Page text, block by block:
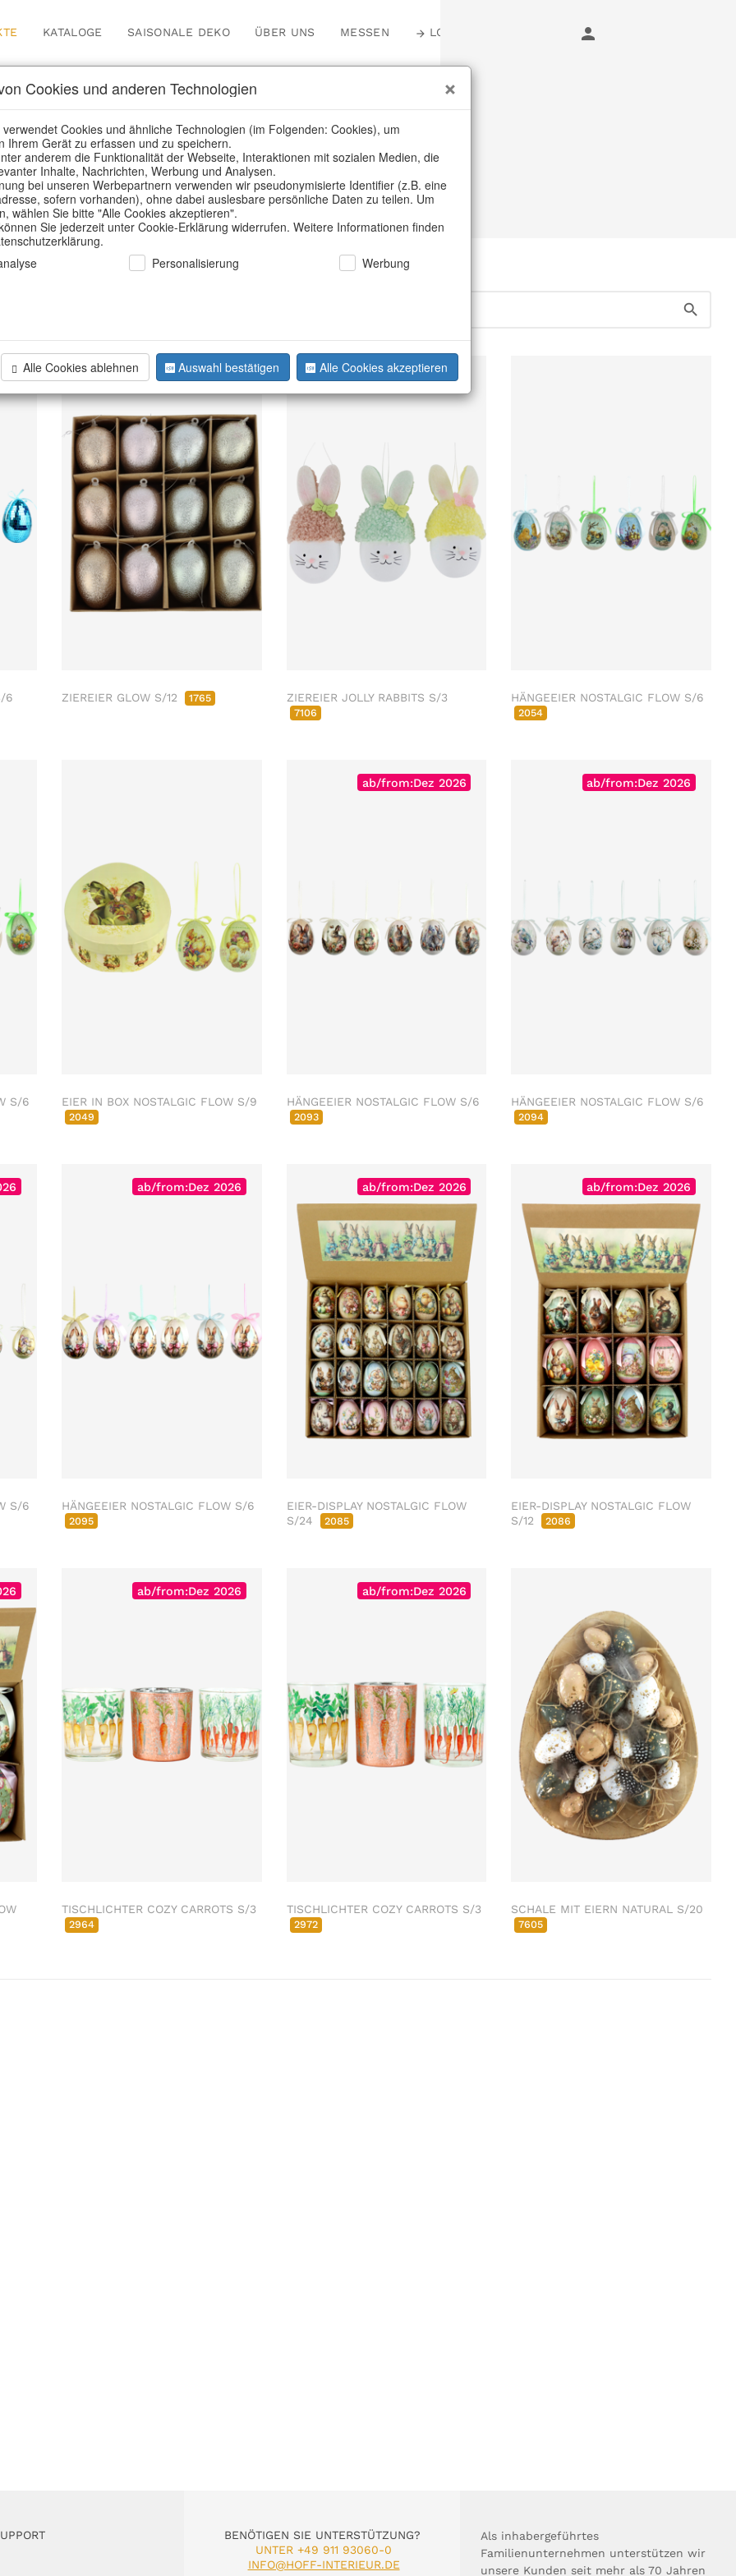
KATALOGE SAISONALE DEKO ÜBER UNS MESSEN LOGIN
Produkte für Händler
Home/Unsere Produkte für Händler/Ostern /
6 ZIEREIER GLOW S/12 1765 ZIEREIER JOLLY RABBITS S/3
7106
HÄNGEEIER NOSTALGIC FLOW S/6
2054
S/6 EIER IN BOX NOSTALGIC FLOW S/9
2049
ab/from:Dez 2026
HÄNGEEIER NOSTALGIC FLOW S/6
2093
ab/from:Dez 2026
HÄNGEEIER NOSTALGIC FLOW S/6
2094
S/6
ab/from:Dez 2026
HÄNGEEIER NOSTALGIC FLOW S/6
2095
ab/from:Dez 2026
EIER-DISPLAY NOSTALGIC FLOW
S/24
2085
ab/from:Dez 2026
EIER-DISPLAY NOSTALGIC FLOW
S/12
2086
ab/from:Dez 2026
TISCHLICHTER COZY CARROTS S/3
2964
ab/from:Dez 2026
TISCHLICHTER COZY CARROTS S/3
2972
SCHALE MIT EIERN NATURAL S/20
7605
BENÖTIGEN SIE UNTERSTÜTZUNG?
UNTER +49 911 93060-0
INFO@HOFF-INTERIEUR.DE
Als inhabergeführtes
Familienunternehmen unterstützen wir
unsere Kunden seit mehr als 70 Jahren
Cookies und anderen Technologien
Cookies und ähnliche Technologien (im Folgenden: Cookies), um
Ihrem Gerät zu erfassen und zu speichern.
anderem die Funktionalität der Webseite, Interaktionen mit sozialen Medien, die
Inhalte, Nachrichten, Werbung und Analysen.
bei unseren Werbepartnern verwenden wir pseudonymisierte Identifier (z.B. eine
sofern vorhanden), ohne dabei auslesbare persönliche Daten zu teilen. Um
wählen Sie bitte "Alle Cookies akzeptieren".
Sie jederzeit unter Cookie-Erklärung widerrufen. Weitere Informationen finden
Personalisierung Werbung
Alle Cookies ablehnen Auswahl bestätigen Alle Cookies akzeptieren